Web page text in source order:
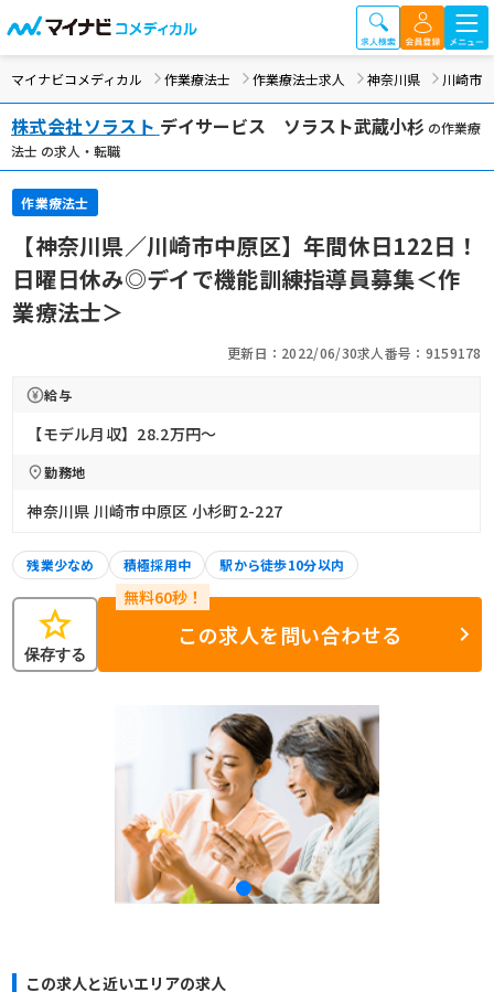
マイナビコメディカル 作業療法士 作業療法士求人 神奈川県 川崎市
株式会社ソラスト デイサービス ソラスト武蔵小杉 の作業療
法士 の求人・転職
作業療法士
【神奈川県／川崎市中原区】年間休日122日！
日曜日休み◎デイで機能訓練指導員募集＜作
業療法士＞
更新日：2022/06/30求人番号：9159178
給与
【モデル月収】28.2万円〜
勤務地
神奈川県 川崎市中原区 小杉町2-227
残業少なめ 積極採用中 駅から徒歩10分以内
star
保存する
この求人を問い合わせる
この求人と近いエリアの求人